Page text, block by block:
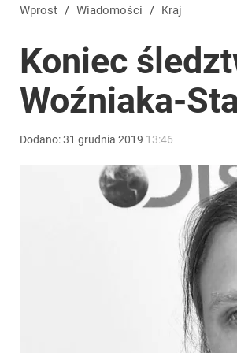
Nawrockiego. „Największa hańba”
świętuje rocznicę, jak Polacy widzą
Elegancja w podróży. Premiera
Wprost / Wiadomości / Kraj
Koniec
Woźniaka-
Dodano:31 grudnia 2019 13:46